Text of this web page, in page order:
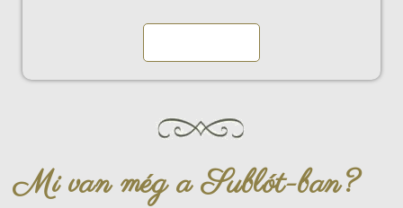
Mi van még a Sublót-ban?